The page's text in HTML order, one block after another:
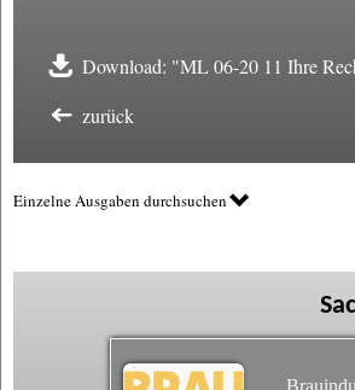
Download: "ML 06-20 11 Ihre
zurück
Einzelne Ausgaben durchsuchen